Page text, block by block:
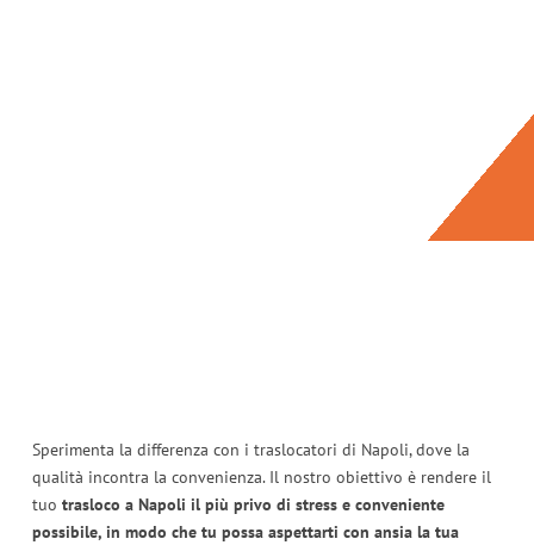
Sperimenta la differenza con i traslocatori di Napoli, dove la
qualità incontra la convenienza. Il nostro obiettivo è rendere il
tuo trasloco a Napoli il più privo di stress e conveniente
possibile, in modo che tu possa aspettarti con ansia la tua